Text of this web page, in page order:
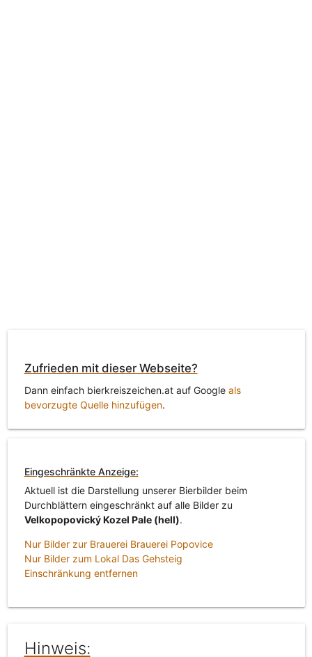
Zufrieden mit dieser Webseite?
Dann einfach bierkreiszeichen.at auf Google als
bevorzugte Quelle hinzufügen.
Eingeschränkte Anzeige:
Aktuell ist die Darstellung unserer Bierbilder beim
Durchblättern eingeschränkt auf alle Bilder zu
Velkopopovický Kozel Pale (hell).
Nur Bilder zur Brauerei Brauerei Popovice
Nur Bilder zum Lokal Das Gehsteig
Einschränkung entfernen
Hinweis: